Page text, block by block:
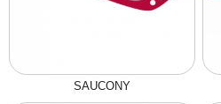
SAUCONY